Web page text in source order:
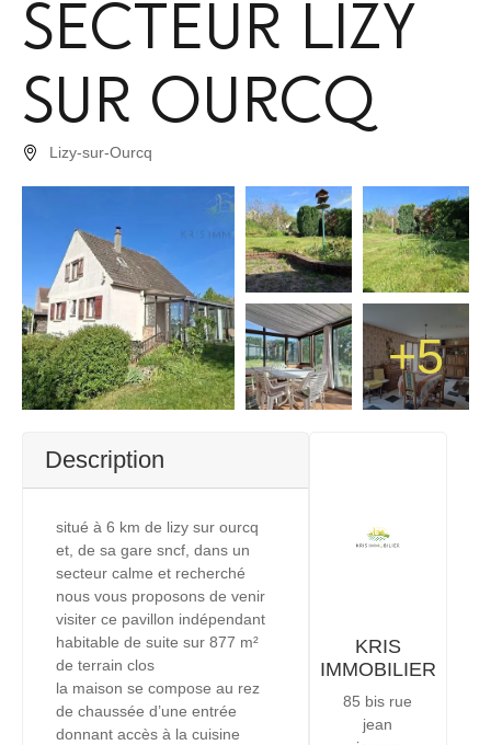
secteur lizy
sur ourcq
Lizy-sur-Ourcq
+5
Description
situé à 6 km de lizy sur ourcq
et, de sa gare sncf, dans un
secteur calme et recherché
nous vous proposons de venir
visiter ce pavillon indépendant
habitable de suite sur 877 m²
de terrain clos
la maison se compose au rez
de chaussée d’une entrée
donnant accès à la cuisine
KRIS
IMMOBILIER
85 bis rue
jean